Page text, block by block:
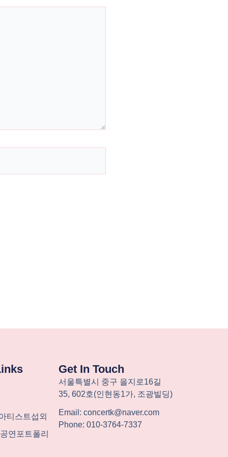
티스트섭외
연포트폴리
Get In Touch
서울특별시 중구 을지로16길
35, 602호(인현동1가, 조광빌딩)
Email: concertk@naver.com
Phone: 010-3764-7337